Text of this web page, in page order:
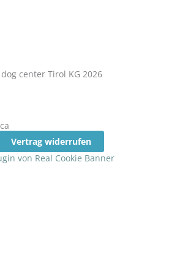
center Tirol KG 2026
Vertrag widerrufen
von Real Cookie Banner